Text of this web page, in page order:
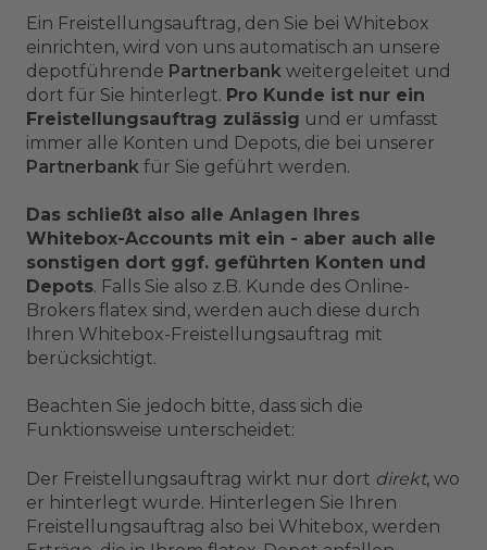
Ein Freistellungsauftrag, den Sie bei Whitebox
einrichten, wird von uns automatisch an unsere
depotführende Partnerbank weitergeleitet und
dort für Sie hinterlegt. Pro Kunde ist nur ein
Freistellungsauftrag zulässig und er umfasst
immer alle Konten und Depots, die bei unserer
Partnerbank für Sie geführt werden.
Das schließt also alle Anlagen Ihres
Whitebox-Accounts mit ein - aber auch alle
sonstigen dort ggf. geführten Konten und
Depots. Falls Sie also z.B. Kunde des Online-
Brokers flatex sind, werden auch diese durch
Ihren Whitebox-Freistellungsauftrag mit
berücksichtigt.
Beachten Sie jedoch bitte, dass sich die
Funktionsweise unterscheidet:
Der Freistellungsauftrag wirkt nur dort direkt, wo
er hinterlegt wurde. Hinterlegen Sie Ihren
Freistellungsauftrag also bei Whitebox, werden